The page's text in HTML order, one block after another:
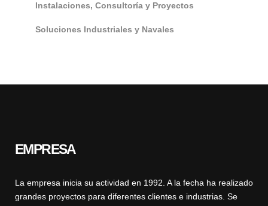
Instalaciones, Consultoría y Proyectos
Soluciones Industriales y Navales
EMPRESA
La empresa inicia su actividad en 1992. A la fecha ha realizado
grandes proyectos para diferentes clientes e industrias. Se